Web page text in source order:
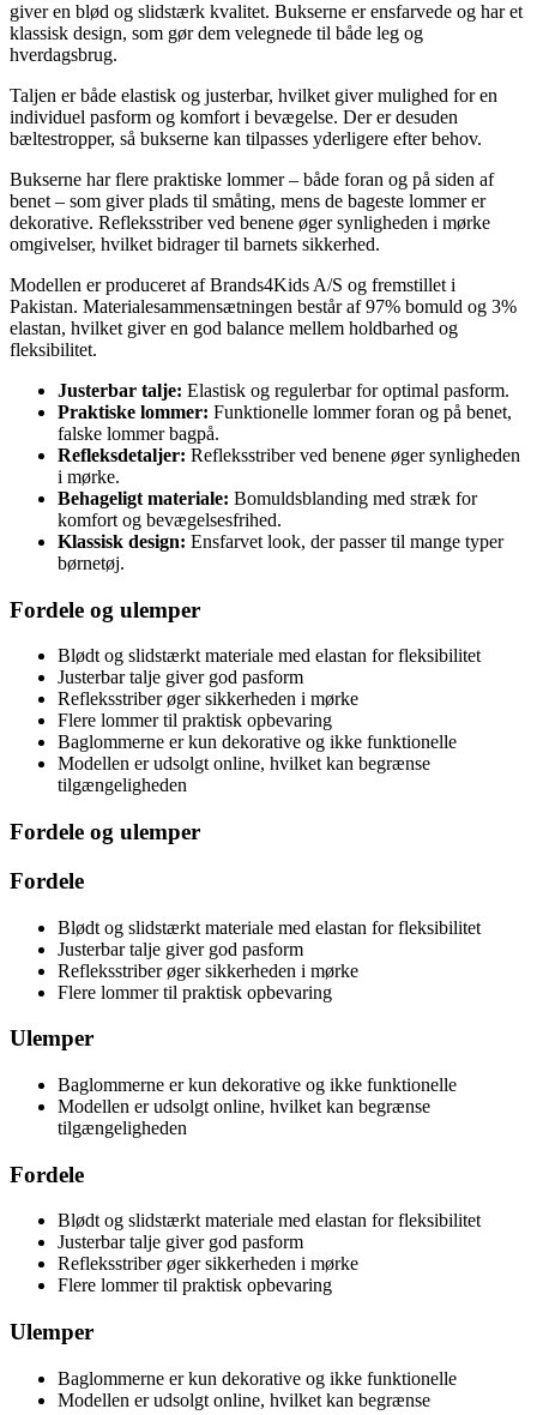
giver en blød og slidstærk kvalitet. Bukserne er ensfarvede og har et
klassisk design, som gør dem velegnede til både leg og
hverdagsbrug.
Taljen er både elastisk og justerbar, hvilket giver mulighed for en
individuel pasform og komfort i bevægelse. Der er desuden
bæltestropper, så bukserne kan tilpasses yderligere efter behov.
Bukserne har flere praktiske lommer – både foran og på siden af
benet – som giver plads til småting, mens de bageste lommer er
dekorative. Refleksstriber ved benene øger synligheden i mørke
omgivelser, hvilket bidrager til barnets sikkerhed.
Modellen er produceret af Brands4Kids A/S og fremstillet i
Pakistan. Materialesammensætningen består af 97% bomuld og 3%
elastan, hvilket giver en god balance mellem holdbarhed og
fleksibilitet.
Justerbar talje: Elastisk og regulerbar for optimal pasform.
Praktiske lommer: Funktionelle lommer foran og på benet,
falske lommer bagpå.
Refleksdetaljer: Refleksstriber ved benene øger synligheden
i mørke.
Behageligt materiale: Bomuldsblanding med stræk for
komfort og bevægelsesfrihed.
Klassisk design: Ensfarvet look, der passer til mange typer
børnetøj.
Fordele og ulemper
Blødt og slidstærkt materiale med elastan for fleksibilitet
Justerbar talje giver god pasform
Refleksstriber øger sikkerheden i mørke
Flere lommer til praktisk opbevaring
Baglommerne er kun dekorative og ikke funktionelle
Modellen er udsolgt online, hvilket kan begrænse
tilgængeligheden
Fordele og ulemper
Fordele
Blødt og slidstærkt materiale med elastan for fleksibilitet
Justerbar talje giver god pasform
Refleksstriber øger sikkerheden i mørke
Flere lommer til praktisk opbevaring
Ulemper
Baglommerne er kun dekorative og ikke funktionelle
Modellen er udsolgt online, hvilket kan begrænse
tilgængeligheden
Fordele
Blødt og slidstærkt materiale med elastan for fleksibilitet
Justerbar talje giver god pasform
Refleksstriber øger sikkerheden i mørke
Flere lommer til praktisk opbevaring
Ulemper
Baglommerne er kun dekorative og ikke funktionelle
Modellen er udsolgt online, hvilket kan begrænse